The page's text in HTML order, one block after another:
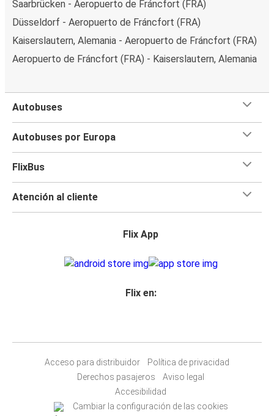
Saarbrücken - Aeropuerto de Fráncfort (FRA)
Düsseldorf - Aeropuerto de Fráncfort (FRA)
Kaiserslautern, Alemania - Aeropuerto de Fráncfort (FRA)
Aeropuerto de Fráncfort (FRA) - Kaiserslautern, Alemania
Autobuses
Autobuses por Europa
FlixBus
Atención al cliente
Flix App
Flix en:
Acceso para distribuidor
Política de privacidad
Derechos pasajeros
Aviso legal
Accesibilidad
Cambiar la configuración de las cookies